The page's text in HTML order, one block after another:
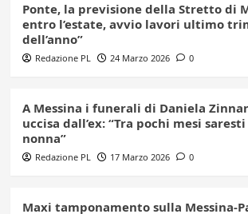
Ponte, la previsione della Stretto di
entro l’estate, avvio lavori ultimo
dell’anno”
Redazione PL 24 Marzo 2026 0
A Messina i funerali di Daniela
uccisa dall’ex: “Tra pochi mesi
nonna”
Redazione PL 17 Marzo 2026 0
Maxi tamponamento sulla Messina-